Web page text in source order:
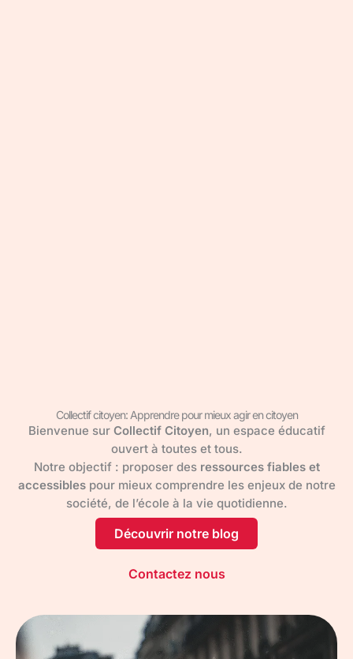
Collectif citoyen: Apprendre pour mieux agir en citoyen
Bienvenue sur Collectif Citoyen, un espace éducatif
ouvert à toutes et tous.
Notre objectif : proposer des ressources fiables et
accessiblespour mieux comprendre les enjeux de notre
société, de l’école à la vie quotidienne.
Découvrir notre blog
Contactez nous